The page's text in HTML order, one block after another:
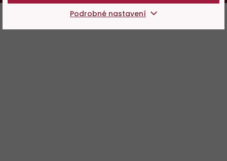
Podrobné nastavení